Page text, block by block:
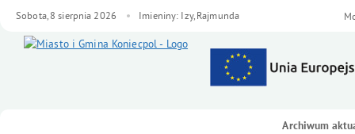
Sobota, 8sierpnia 2026 Imieniny: Izy, Rajmunda
Archiwum